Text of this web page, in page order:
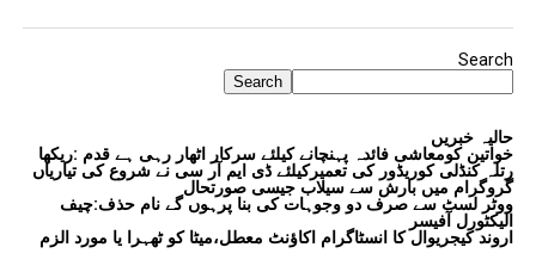
Search
Search
حالیہ خبریں
خواتین کومعاشی فائدہ پہنچانے کیلئے سرکار اٹھار رہی ہے قدم :ریکھا
رتلہ کنڈلی کوریڈور کی تعمیرکیلئے ڈی ایم آر سی نے شروع کی تیاریاں
گروگرام میں بارش سے سیلاب جیسی صورتحال
ووٹر لسٹ سے صرف دو وجوہات کی بنا پرہوں گے نام حذف:چیف
الیکٹورل آفیسر
اروند کیجریوال کا انسٹاگرام اکاؤنٹ معطل،میٹا کو ٹھہرا یا مورد الزم